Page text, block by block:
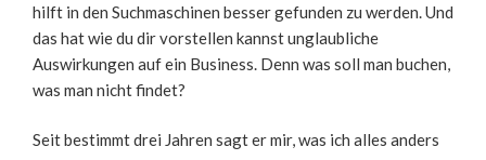
hilft in den Suchmaschinen besser gefunden zu werden. Und
das hat wie du dir vorstellen kannst unglaubliche
Auswirkungen auf ein Business. Denn was soll man buchen,
was man nicht findet?
Seit bestimmt drei Jahren sagt er mir, was ich alles anders